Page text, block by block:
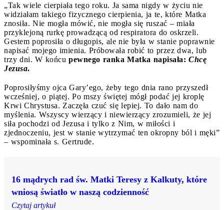
„Tak wiele cierpiała tego roku. Ja sama nigdy w życiu nie
widziałam takiego fizycznego cierpienia, ja te, które Matka
znosiła. Nie mogła mówić, nie mogła się ruszać – miała
przyklejoną rurkę prowadzącą od respiratora do oskrzeli.
Gestem poprosiła o długopis, ale nie była w stanie poprawnie
napisać mojego imienia. Próbowała robić to przez dwa, lub
trzy dni. W końcu pewnego ranka Matka napisała: Chcę
Jezusa.
Poprosiłyśmy ojca Gary’ego, żeby tego dnia rano przyszedł
wcześniej, o piątej. Po mszy świętej mógł podać jej kroplę
Krwi Chrystusa. Zaczęła czuć się lepiej. To dało nam do
myślenia. Wszyscy wierzący i niewierzący zrozumieli, że jej
siła pochodzi od Jezusa i tylko z Nim, w miłości i
zjednoczeniu, jest w stanie wytrzymać ten okropny ból i męki”
– wspominała s. Gertrude.
16 mądrych rad św. Matki Teresy z Kalkuty, które
wniosą światło w naszą codzienność
Czytaj artykuł